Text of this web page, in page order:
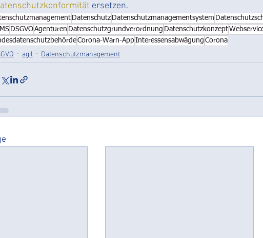
ersetzen.
Datenschutz Datenschutzmanagementsystem
DSGVOAgenturen Datenschutzgrundverordnung Datenschutzkonzept
Corona-Warn-AppInteressensabwägung Corona
agil Datenschutzmanagement